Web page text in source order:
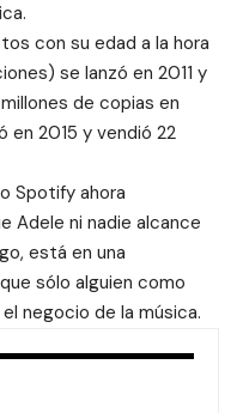
con su edad a la hora
se lanzó en 2011 y
de copias en
en 2015 y vendió 22
Spotify ahora
Adele ni nadie alcance
está en una
sólo alguien como
negocio de la música.